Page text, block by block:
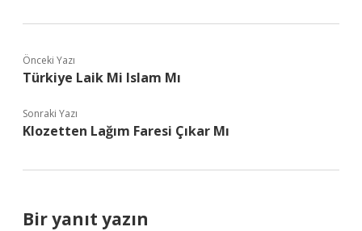
Önceki Yazı
Türkiye Laik Mi Islam Mı
Sonraki Yazı
Klozetten Lağım Faresi Çıkar Mı
Bir yanıt yazın